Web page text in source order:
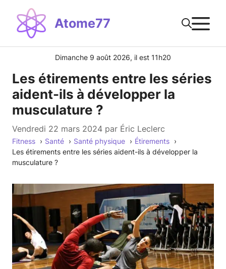
contenu
Atome77
Dimanche 9 août 2026, il est 11h20
Les étirements entre les séries
aident-ils à développer la
musculature ?
vendredi 22 mars 2024 par Éric Leclerc
Fitness Santé Santé physique
Étirements
Les étirements entre les séries aident-ils à développer la
musculature ?